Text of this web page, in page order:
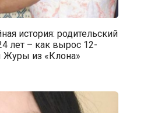
история: родительский
лет – как вырос 12-
из «Клона»